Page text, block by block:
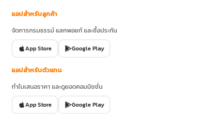
แอปสำหรับลูกค้า
จัดการกรมธรรม์ แลกพอยท์ และซื้อประกัน
App Store Google Play
แอปสำหรับตัวแทน
ทำใบเสนอราคา และดูยอดคอมมิชชั่น
App Store Google Play